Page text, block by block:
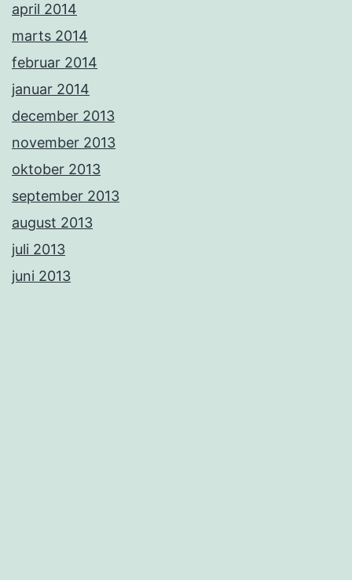
april 2014
marts 2014
februar 2014
januar 2014
december 2013
november 2013
oktober 2013
september 2013
august 2013
juli 2013
juni 2013